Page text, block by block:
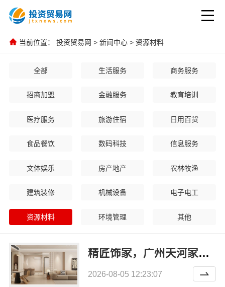
当前位置： 投资贸易网 > 新闻中心 > 资源材料
全部 生活服务 商务服务
招商加盟 金融服务 教育培训
医疗服务 旅游住宿 日用百货
食品餐饮 数码科技 信息服务
文体娱乐 房产地产 农林牧渔
建筑装修 机械设备 电子电工
资源材料 环境管理 其他
精匠饰家，广州天河家装施工专业新房装修
2026-08-05 12:23:07